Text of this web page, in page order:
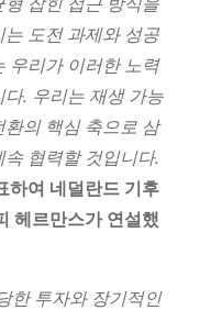
도전 과제와 성공
우리가 이러한 노력
. 우리는 재생 가능
의 핵심 축으로 삼
협력할 것입니다.
하여 네덜란드 기후
헤르만스가 연설했
한 투자와 장기적인